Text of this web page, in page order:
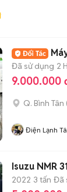
Đã sử dụng 2
9.000.000
Q. Bình Tân
Điện Lạnh
Isuzu NMR
2022 3 tấn Đã